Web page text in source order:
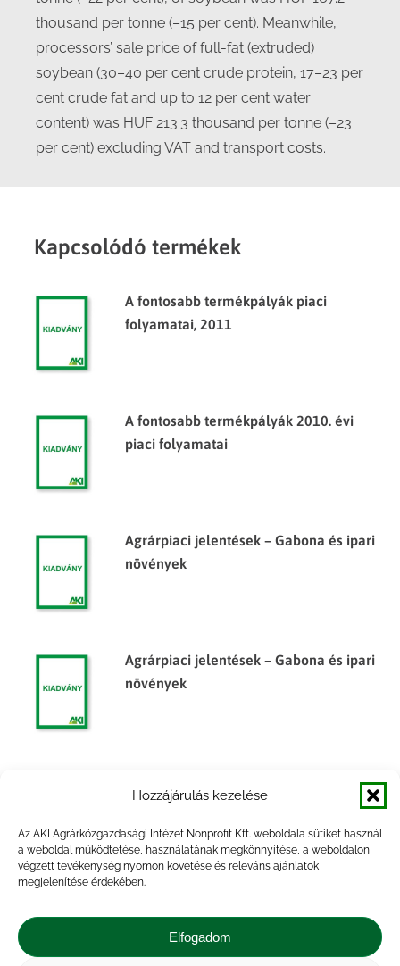
Hozzájárulás kezelése
Az AKI Agrárközgazdasági Intézet Nonprofit Kft. weboldala sütiket használ
a weboldal működtetése, használatának megkönnyítése, a weboldalon
végzett tevékenység nyomon követése és releváns ajánlatok
megjelenítése érdekében.
Elfogadom
thousand per tonne (–15 per cent). Meanwhile,
processors’ sale price of full-fat (extruded)
soybean (30–40 per cent crude protein, 17–23 per
cent crude fat and up to 12 per cent water
content) was HUF 213.3 thousand per tonne (–23
per cent) excluding VAT and transport costs.
Kapcsolódó termékek
A fontosabb termékpályák piaci
folyamatai, 2011
A fontosabb termékpályák 2010. évi
piaci folyamatai
Agrárpiaci jelentések – Gabona és ipari
növények
Agrárpiaci jelentések – Gabona és ipari
növények
Agrárpiaci jelentések – Gabona és ipari
növények
növények